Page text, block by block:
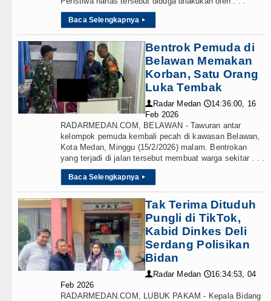
Baca Selengkapnya ▸
Bentrok Pemuda di
Belawan Memakan
Korban, Satu Orang
Luka Tembak
👤 Radar Medan 🕔14:36:00, 16
Feb 2026
RADARMEDAN.COM, BELAWAN - Tawuran antar
kelompok pemuda kembali pecah di kawasan Belawan,
Kota Medan, Minggu (15/2/2026) malam. Bentrokan
yang terjadi di jalan tersebut membuat warga sekitar . . .
Baca Selengkapnya ▸
Tak Terima Dituduh
Pungli di TikTok,
Kabid Dinkes Deli
Serdang Polisikan
Bidan
👤 Radar Medan 🕔16:34:53, 04
Feb 2026
RADARMEDAN.COM, LUBUK PAKAM - Kepala Bidang